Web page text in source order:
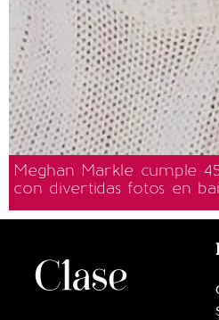
Meghan Markle cumple
con divertidas fotos en